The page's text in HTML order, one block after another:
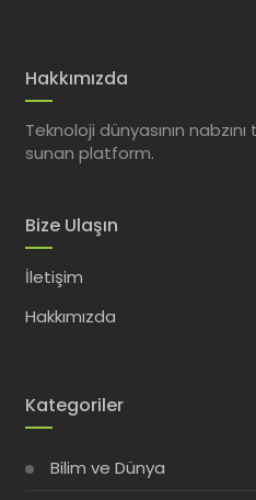
Hakkımızda
Teknoloji dünyasının
sunan platform.
Bize Ulaşın
İletişim
Hakkımızda
Kategoriler
Bilim ve Dünya